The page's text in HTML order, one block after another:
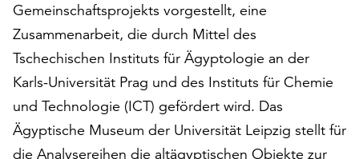
jederzeit
ändern
und
widerrufen.
steht
Ihnen
am
Gemeinschaftsprojekts vorgestellt, eine
Zusammenarbeit, die durch Mittel des
Tschechischen Instituts für Ägyptologie an der
Karls-Universität Prag und des Instituts für Chemie
und Technologie (ICT) gefördert wird. Das
Ägyptische Museum der Universität Leipzig stellt für
die Analysereihen die altägyptischen Objekte zur